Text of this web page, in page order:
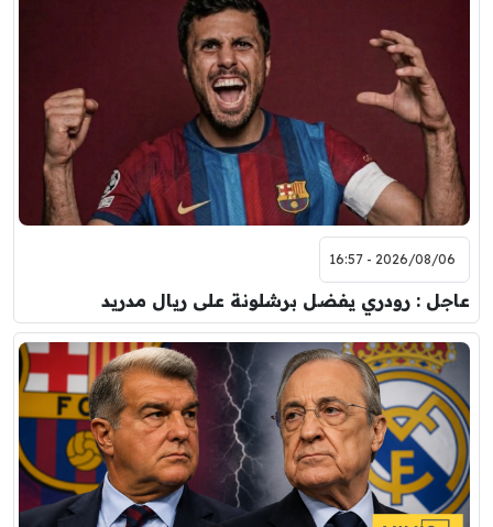
2026/08/06 - 16:57
عاجل : رودري يفضل برشلونة على ريال مدريد